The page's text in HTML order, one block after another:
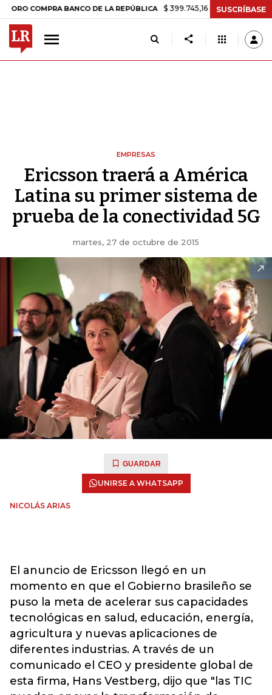
BANCO DE LA REPÚBLICA $ 399.745,16 +$ 2.295,71 +0,58%
SUSCRÍBASE
EMPRESAS
Ericsson traerá a América
Latina su primer sistema de
prueba de la conectividad 5G
martes, 27 de octubre de 2015
GUARDAR
UNIRSE A WHATSAPP
NICOLÁS ARIAS
El anuncio de Ericsson llegó en un
momento en que el Gobierno brasileño se
puso la meta de acelerar sus capacidades
tecnológicas en salud, educación, energía,
agricultura y nuevas aplicaciones de
diferentes industrias. A través de un
comunicado el CEO y presidente global de
esta firma, Hans Vestberg, dijo que "las TIC